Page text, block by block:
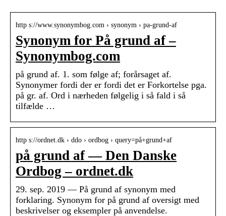
http s://www.synonymbog.com › synonym › pa-grund-af
Synonym for På grund af –
Synonymbog.com
på grund af. 1. som følge af; forårsaget af.
Synonymer fordi der er fordi det er Forkortelse pga.
på gr. af. Ord i nærheden følgelig i så fald i så
tilfælde …
http s://ordnet.dk › ddo › ordbog › query=på+grund+af
på grund af — Den Danske
Ordbog – ordnet.dk
29. sep. 2019 — På grund af synonym med
forklaring. Synonym for på grund af oversigt med
beskrivelser og eksempler på anvendelse.